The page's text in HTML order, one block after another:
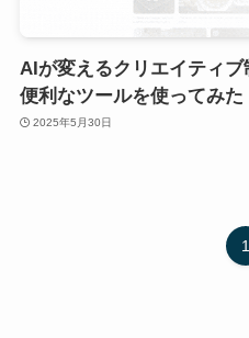
AIが変えるクリエイティ
便利なツールを使ってみた
2025年5月30日
1